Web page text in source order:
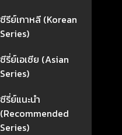
ซีรีย์เกาหลี (Korean
Series)
ซีรี่ย์เอเซีย (Asian
Series)
ซีรี่ย์แนะนำ
(Recommended
Series)